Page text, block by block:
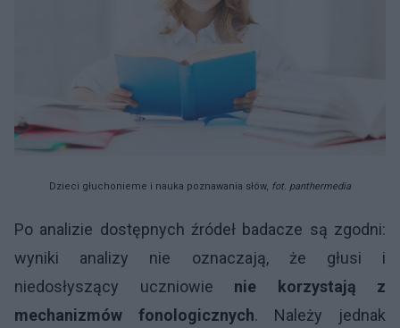
Dzieci głuchonieme i nauka poznawania słów, fot. panthermedia
Po analizie dostępnych źródeł badacze są zgodni:
wyniki analizy nie oznaczają, że głusi i
niedosłyszący uczniowie nie korzystają z
mechanizmów fonologicznych. Należy jednak